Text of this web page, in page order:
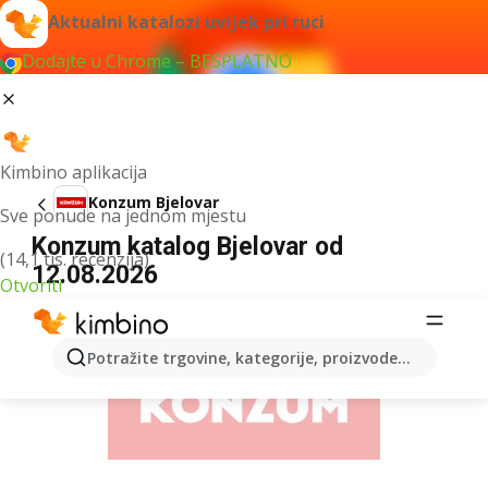
Aktualni katalozi uvijek pri ruci
Dodajte u Chrome – BESPLATNO
Kimbino aplikacija
Sve ponude na jednom mjestu
(14,1 tis. recenzija)
Otvoriti
Potražite trgovine, kategorije, proizvode...
Konzum Bjelovar
Konzum katalog Bjelovar od
12.08.2026